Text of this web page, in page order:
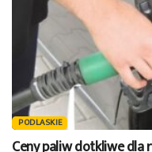
PODLASKIE